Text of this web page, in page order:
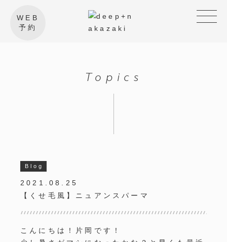
WEB
予約
Topics
Blog
2021.08.25
【くせ毛風】ニュアンスパーマ
こんにちは！片岡です！